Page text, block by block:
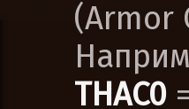
(Armor
THAC0